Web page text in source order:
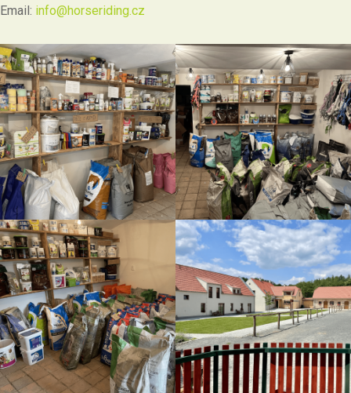
Email: info@horseriding.cz